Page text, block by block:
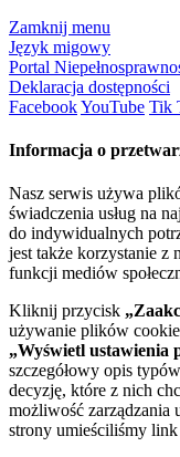
Zamknij menu
Język migowy
Portal
Deklaracja dostępności
FacebookYouTube Tik
Informacja o
Nasz serwis używa
świadczenia usług na
do indywidualnych
jest także korzystanie z
funkcji mediów
Kliknij przycisk
używanie plików
„Wyświetl ustawienia
szczegółowy opis
decyzję, które z nich
możliwość zarządzania
strony umieściliśmy